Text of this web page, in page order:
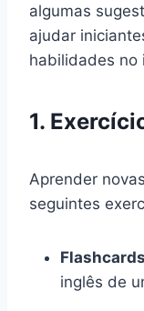
algumas
ajudar
habilidades no
1.
Aprender
seguintes
inglês de